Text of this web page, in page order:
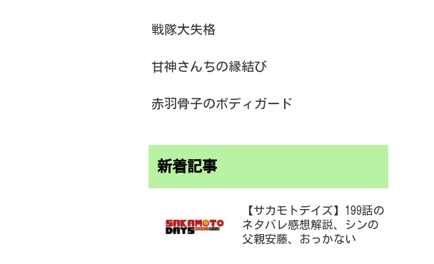
戦隊大失格
甘神さんちの縁結び
赤羽骨子のボディガード
新着記事
【サカモトデイズ】199話の
ネタバレ感想解説、シンの
父親安藤、おっかない